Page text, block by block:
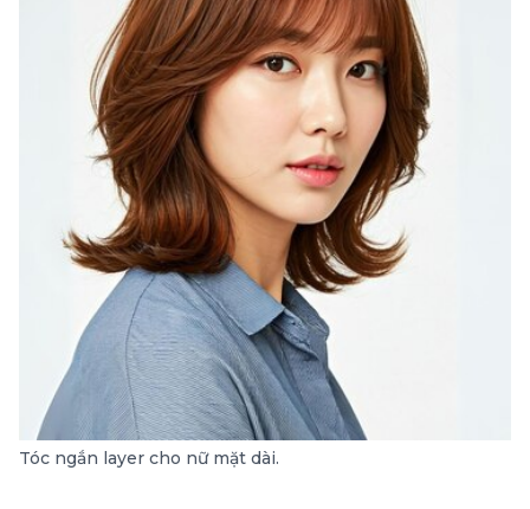
Tóc ngắn layer cho nữ mặt dài.